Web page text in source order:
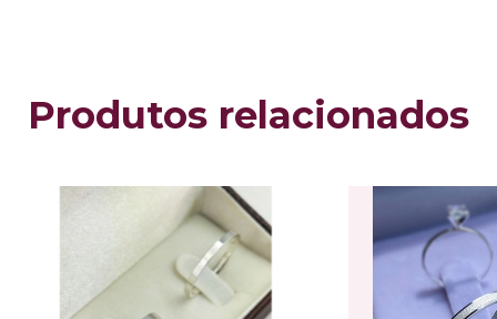
Produtos relacionados